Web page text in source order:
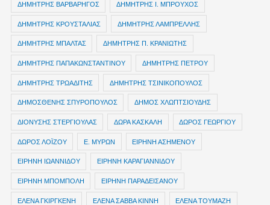
ΔΗΜΗΤΡΗΣ ΒΑΡΒΑΡΗΓΟΣ ΔΗΜΗΤΡΗΣ Ι. ΜΠΡΟΥΧΟΣ
ΔΗΜΗΤΡΗΣ ΚΡΟΥΣΤΑΛΙΑΣ ΔΗΜΗΤΡΗΣ ΛΑΜΠΡΕΛΛΗΣ
ΔΗΜΗΤΡΗΣ ΜΠΑΛΤΑΣ ΔΗΜΗΤΡΗΣ Π. ΚΡΑΝΙΩΤΗΣ
ΔΗΜΗΤΡΗΣ ΠΑΠΑΚΩΝΣΤΑΝΤΙΝΟΥ ΔΗΜΗΤΡΗΣ ΠΕΤΡΟΥ
ΔΗΜΗΤΡΗΣ ΤΡΩΑΔΙΤΗΣ ΔΗΜΗΤΡΗΣ ΤΣΙΝΙΚΟΠΟΥΛΟΣ
ΔΗΜΟΣΘΕΝΗΣ ΣΠΥΡΟΠΟΥΛΟΣ ΔΗΜΟΣ ΧΛΩΠΤΣΙΟΥΔΗΣ
ΔΙΟΝΥΣΗΣ ΣΤΕΡΓΙΟΥΛΑΣ ΔΩΡΑ ΚΑΣΚΑΛΗ ΔΩΡΟΣ ΓΕΩΡΓΙΟΥ
ΔΩΡΟΣ ΛΟΪΖΟΥ Ε. ΜΥΡΩΝ ΕΙΡΗΝΗ ΑΣΗΜΕΝΟΥ
ΕΙΡΗΝΗ ΙΩΑΝΝΙΔΟΥ ΕΙΡΗΝΗ ΚΑΡΑΓΙΑΝΝΙΔΟΥ
ΕΙΡΗΝΗ ΜΠΟΜΠΟΛΗ ΕΙΡΗΝΗ ΠΑΡΑΔΕΙΣΑΝΟΥ
ΕΛΕΝΑ ΓΚΙΡΓΚΕΝΗ ΕΛΕΝΑ ΣΑΒΒΑ ΚΙΝΝΗ ΕΛΕΝΑ ΤΟΥΜΑΖΗ